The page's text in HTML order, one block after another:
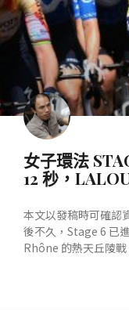
女子環法
12 秒，
本文以發稿時可確認
後不久，Stage 6
Rhône 的熱天丘陵戰